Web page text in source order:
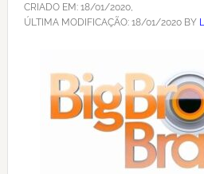
CRIADO EM: 18/01/2020,
ÚLTIMA MODIFICAÇÃO: 18/01/2020BY